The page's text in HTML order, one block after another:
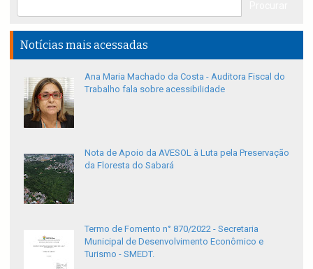
Notícias mais acessadas
Ana Maria Machado da Costa - Auditora Fiscal do
Trabalho fala sobre acessibilidade
Nota de Apoio da AVESOL à Luta pela Preservação
da Floresta do Sabará
Termo de Fomento n° 870/2022 - Secretaria
Municipal de Desenvolvimento Econômico e
Turismo - SMEDT.